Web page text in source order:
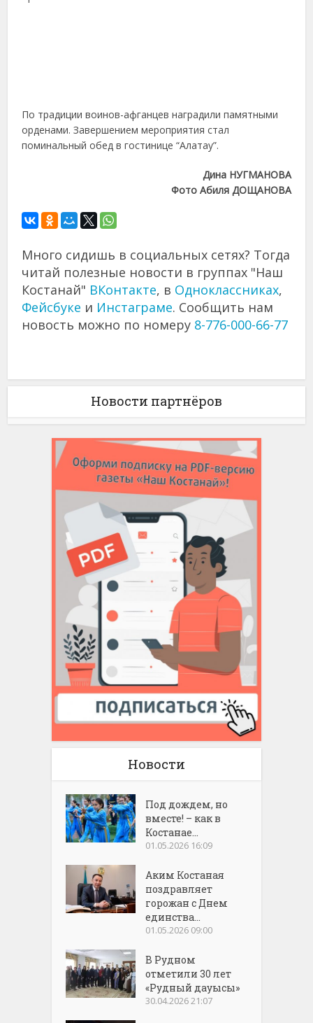
По традиции воинов-афганцев наградили памятными
орденами. Завершением мероприятия стал
поминальный обед в гостинице “Алатау”.
Дина НУГМАНОВА
Фото Абиля ДОЩАНОВА
Много сидишь в социальных сетях? Тогда
читай полезные новости в группах "Наш
Костанай" ВКонтакте, в Одноклассниках,
Фейсбуке и Инстаграме. Сообщить нам
новость можно по номеру 8-776-000-66-77
Новости партнёров
Новости
Под дождем, но
вместе! – как в
Костанае...
01.05.2026 16:09
Аким Костаная
поздравляет
горожан с Днем
единства...
01.05.2026 09:00
В Рудном
отметили 30 лет
«Рудный дауысы»
30.04.2026 21:07